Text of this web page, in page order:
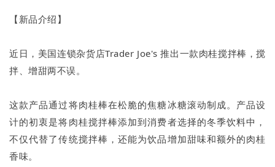
【新品介绍】
近日，美国连锁杂货店Trader Joe's 推出一款肉桂搅拌棒，搅
拌、增甜两不误。
这款产品通过将肉桂棒在松脆的焦糖冰糖滚动制成。产品设
计的初衷是将肉桂搅拌棒添加到消费者选择的冬季饮料中，
不仅代替了传统搅拌棒，还能为饮品增加甜味和额外的肉桂
香味。